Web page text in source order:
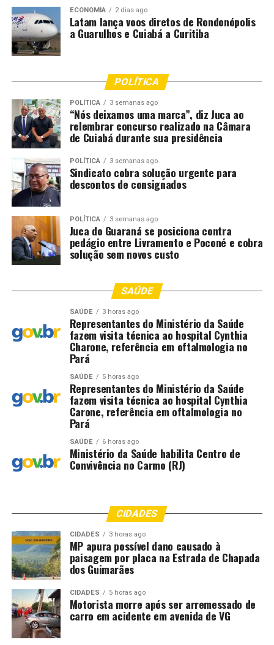
Comentários
RELATED TOPICS: APREENDEM ÀS
CRIMINOSAS
DESTAQUE
DROGAS FACÇÕES FORÇAS
FRONTEIRA
MILHÃO
SEGURANÇA
UP NEXT
Polícia Civil prende homem envolvido em furto de
transformador de energia de universidade em Sinop
DON'T MISS
Corpo de Bombeiros socorre pré-adolescente atingido
por coice de cavalo
ECONOMIA 2 dias ago
Latam lança voos diretos de Rondonópolis
a Guarulhos e Cuiabá a Curitiba
POLÍTICA
POLÍTICA 3 semanas ago
“Nós deixamos uma marca”, diz Juca ao
relembrar concurso realizado na Câmara
de Cuiabá durante sua presidência
POLÍTICA 3 semanas ago
Sindicato cobra solução urgente para
descontos de consignados
POLÍTICA 3 semanas ago
Juca do Guaraná se posiciona contra
pedágio entre Livramento e Poconé e cobra
solução sem novos custo
SAÚDE
SAÚDE 3 horas ago
Representantes do Ministério da Saúde
fazem visita técnica ao hospital Cynthia
Charone, referência em oftalmologia no
Pará
SAÚDE 5 horas ago
Representantes do Ministério da Saúde
fazem visita técnica ao hospital Cynthia
Carone, referência em oftalmologia no
Pará
SAÚDE 6 horas ago
Ministério da Saúde habilita Centro de
Convivência no Carmo (RJ)
CIDADES
CIDADES 3 horas ago
MP apura possível dano causado à
paisagem por placa na Estrada de Chapada
dos Guimarães
CIDADES 5 horas ago
Motorista morre após ser arremessado de
carro em acidente em avenida de VG